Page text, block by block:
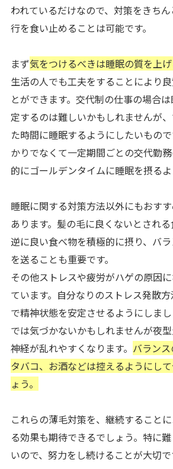
われているだけなので、対策をきち
行を食い止めることは可能です。
まず気をつけるべきは睡眠の質を上
生活の人でも工夫をすることにより
とができます。交代制の仕事の場合
定するのは難しいかもしれませんが
た時間に睡眠するようにしたいもの
かりでなくて一定期間ごとの交代勤
的にゴールデンタイムに睡眠を摂るよ
睡眠に関する対策方法以外にもおす
あります。髪の毛に良くないとされ
逆に良い食べ物を積極的に摂り、バ
を送ることも重要です。
その他ストレスや疲労がハゲの原因
ています。自分なりのストレス発散
で精神状態を安定させるようにしま
では気づかないかもしれませんが夜
神経が乱れやすくなります。 バラン
タバコ、お酒などは控えるようにし
ょう。
これらの薄毛対策を、継続すること
る効果も期待できるでしょう。特に
いので、努力をし続けることが大切で